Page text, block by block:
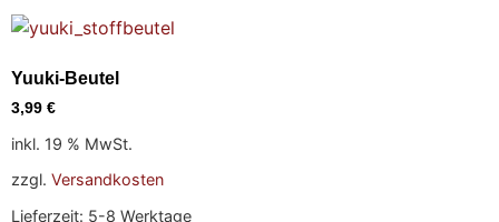
Yuuki-Beutel
3,99 €
inkl. 19 % MwSt.
zzgl. Versandkosten
Lieferzeit: 5-8 Werktage